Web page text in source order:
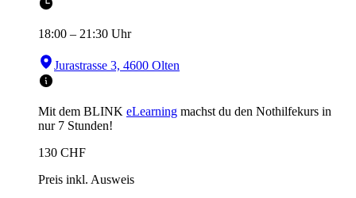
18:00 – 21:30 Uhr
Jurastrasse 3, 4600 Olten
Mit dem BLINK eLearning machst du den Nothilfekurs in
nur 7 Stunden!
130 CHF
Preis inkl. Ausweis